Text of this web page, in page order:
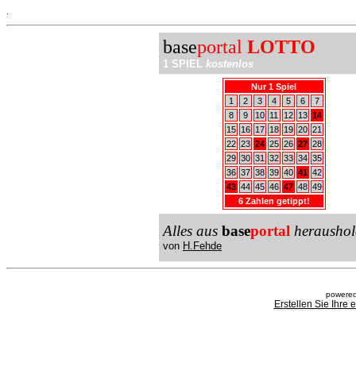
baseportal LOTTO
1 SPIEL kostenlos
Nur 1 Spiel
1
2 3 4 5 6
7
8
9 10 11 12 13 14
15
16 17 18 19 20 21
22 23 24 25 26 27 28
29 30 31 32 33 34 35
36 37 38 39 40 41 42
43 44 45 46 47 48 49
6 Zahlen getippt!
Alles aus baseportal
von H.Fehde
Erstellen Sie Ihre